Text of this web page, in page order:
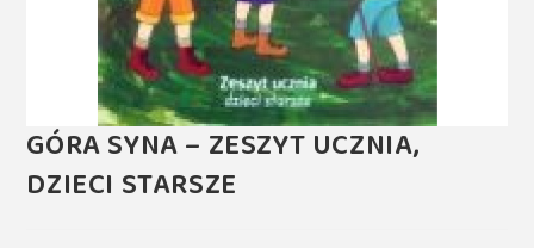
GÓRA SYNA – ZESZYT UCZNIA,
DZIECI STARSZE